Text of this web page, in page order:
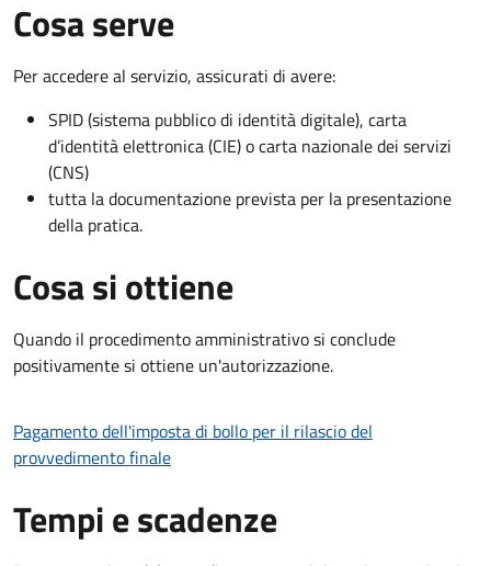
Cosa serve
Per accedere al servizio, assicurati di avere:
SPID (sistema pubblico di identità digitale), carta
d’identità elettronica (CIE) o carta nazionale dei servizi
(CNS)
tutta la documentazione prevista per la presentazione
della pratica.
Cosa si ottiene
Quando il procedimento amministrativo si conclude
positivamente si ottiene un'autorizzazione.
Pagamento dell'imposta di bollo per il rilascio del
provvedimento finale
Tempi e scadenze